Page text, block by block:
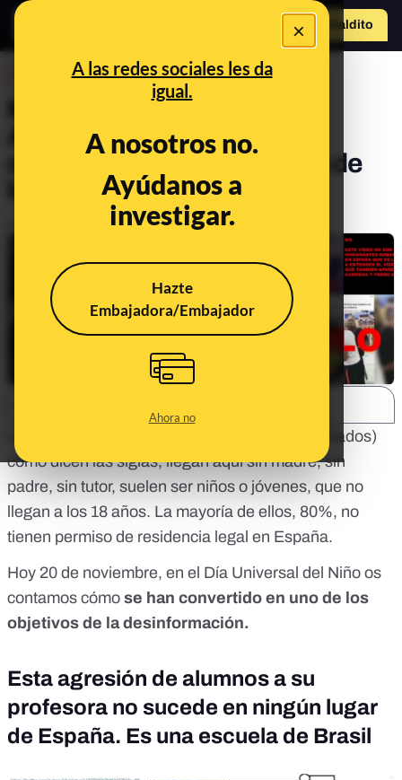
×
A las redes sociales les da
igual.
A nosotros no.
Ayúdanos a
investigar.
Hazte
Embajadora/Embajador
Ahora no
Hazte Maldito
Menores Extranjeros No
Acompañados (MENA):
objetivo de criminalización de
los bulos
Nov 20, 2019, 9:14:00 PM
Los MENA (Menores Extranjeros No Acompañados)
como dicen las siglas, llegan aquí sin madre, sin
padre, sin tutor, suelen ser niños o jóvenes, que no
llegan a los 18 años. La mayoría de ellos, 80%, no
tienen permiso de residencia legal en España.
Hoy 20 de noviembre, en el Día Universal del Niño os
contamos cómo se han convertido en uno de los
objetivos de la desinformación.
Esta agresión de alumnos a su
profesora no sucede en ningún lugar
de España. Es una escuela de Brasil